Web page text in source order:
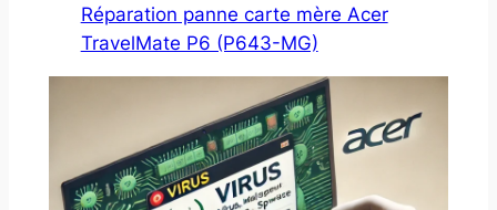
Réparation panne carte mère Acer
TravelMate P6 (P643-MG)